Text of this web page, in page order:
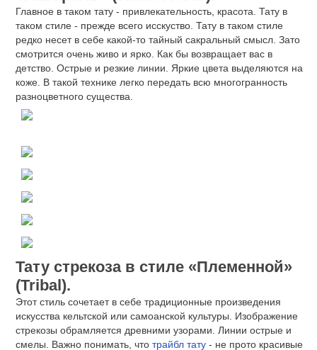
Главное в таком тату - привлекательность, красота. Тату в
таком стиле - прежде всего исскуство. Тату в таком стиле
редко несет в себе какой-то тайный сакральный смысл. Зато
смотрится очень живо и ярко. Как бы возвращает вас в
детство. Острые и резкие линии. Яркие цвета выделяются на
коже. В такой технике легко передать всю многогранность
разноцветного существа.
Тату стрекоза в стиле «Племенной»
(Tribal).
Этот стиль сочетает в себе традиционные произведения
искусства кельтской или самоанской культуры. Изображение
стрекозы обрамляется древними узорами. Линии острые и
смелы. Важно понимать, что трайбл тату - не прото красивые